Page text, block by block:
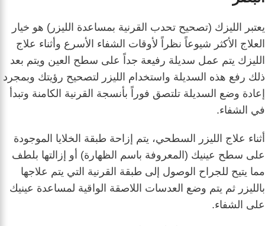
يعتبر الليزك (تصحيح تحدب القرنية بمساعدة الليزر) هو خيار
العلاج الأكثر شيوعاً نظراً لأوقات الشفاء الأسرع وأثناء علاج
الليزك يتم عمل سديلة رفيعة جداً على سطح العين ويتم بعد
ذلك رفع هذه السديلة واستخدام الليزر لتصحيح رؤيتك وبمجرد
إعادة وضع السديلة تلتصق فوراً بأنسجة القرنية الكامنة وتبدأ
في الشفاء.
أثناء علاج الليزر السطحي، يتم إزاحة طبقة الخلايا الموجودة
على سطح عينيك (المعروفة باسم الظهارة) أو إزالتها بلطف
مما يتيح للجراح الوصول إلى طبقة القرنية التي يتم علاجها
بالليزر ثم يتم وضع العدسات اللاصقة الواقية لمساعدة عينيك
على الشفاء.